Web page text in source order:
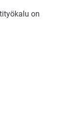
on